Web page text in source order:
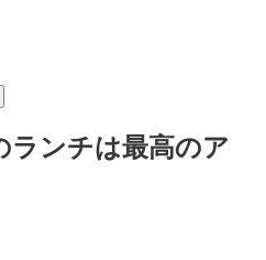
ランチは最高のア